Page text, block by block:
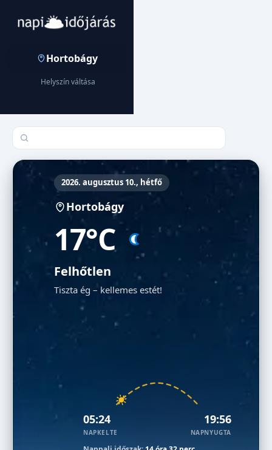
Hortobágy
Helyszín váltása
Település keresése
2026. augusztus 10., hétfő
Hortobágy
17°C
Felhőtlen
Tiszta ég – kellemes estét!
05:24
NAPKELTE
19:56
NAPNYUGTA